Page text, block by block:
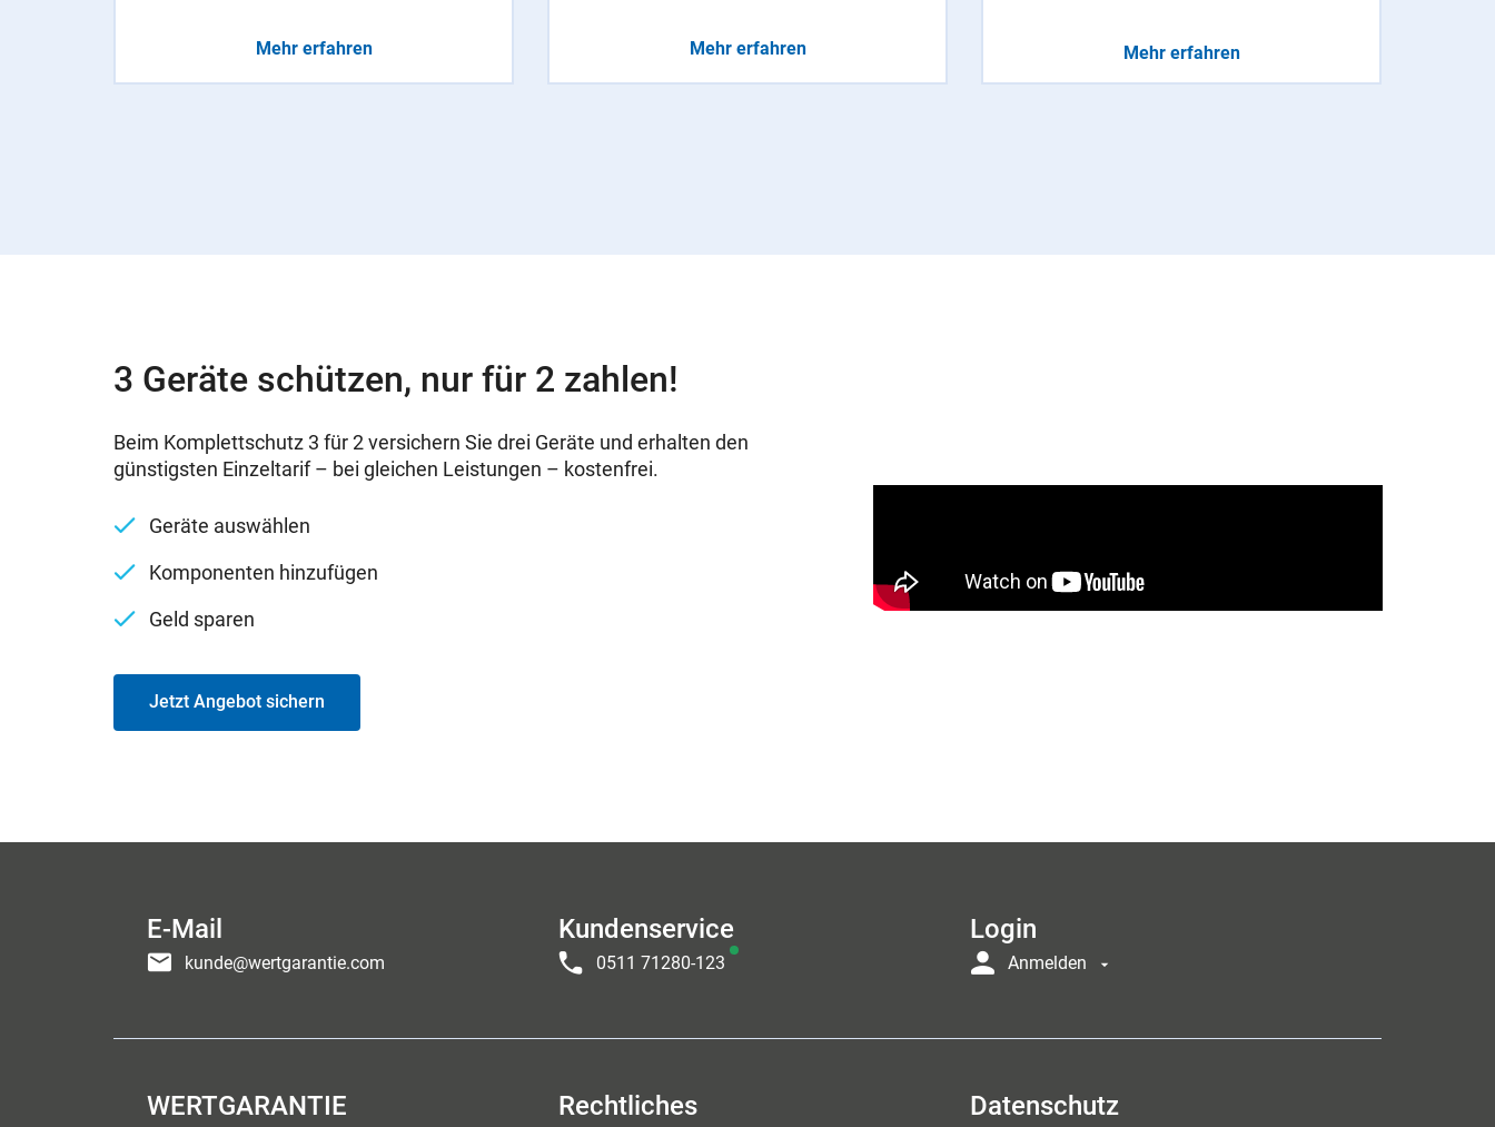
Mehr erfahren Mehr erfahren Mehr erfahren
3 Geräte schützen, nur für 2 zahlen!
Beim Komplettschutz 3 für 2 versichern Sie drei Geräte und erhalten den
günstigsten Einzeltarif – bei gleichen Leistungen – kostenfrei.
Geräte auswählen
Komponenten hinzufügen
Geld sparen
Jetzt Angebot sichern
E-Mail
kunde@wertgarantie.com
Kundenservice
0511 71280-123
Login
Anmelden
WERTGARANTIE Rechtliches Datenschutz